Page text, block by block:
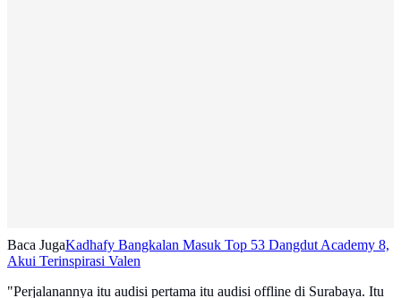
Baca JugaKadhafy Bangkalan Masuk Top 53 Dangdut Academy 8,
Akui Terinspirasi Valen
"Perjalanannya itu audisi pertama itu audisi offline di Surabaya. Itu